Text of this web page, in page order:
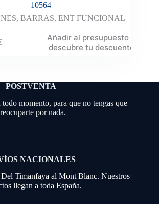
10564
, BARRAS, ENT FUNCIONAL
Añadir al presupuesto y
descubre tu descuento
POSTVENTA
todo momento, para que no tengas que
por nada.
NACIONALES
Timanfaya al Mont Blanc. Nuestros
llegan a toda España.